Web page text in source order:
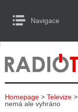
Navigace
RADIA
TELEVIZE
INTERNET
to Content
Homepage > Televize >
nemá ale vyhráno